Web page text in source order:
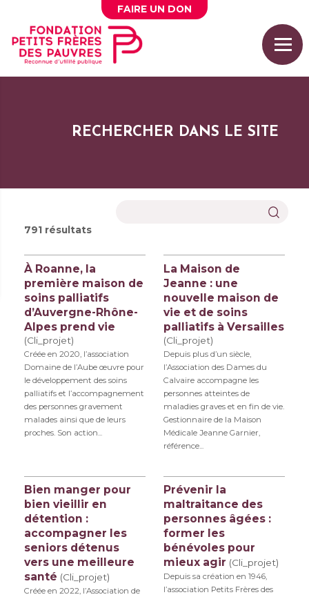
FAIRE UN DON
RECHERCHER DANS LE SITE
791 résultats
À Roanne, la
première maison de
soins palliatifs
d’Auvergne-Rhône-
Alpes prend vie
(Cli_projet)
Créée en 2020, l’association
Domaine de l’Aube œuvre pour
le développement des soins
palliatifs et l’accompagnement
des personnes gravement
malades ainsi que de leurs
proches. Son action...
La Maison de
Jeanne : une
nouvelle maison de
vie et de soins
palliatifs à Versailles
(Cli_projet)
Depuis plus d’un siècle,
l’Association des Dames du
Calvaire accompagne les
personnes atteintes de
maladies graves et en fin de vie.
Gestionnaire de la Maison
Médicale Jeanne Garnier,
référence...
Bien manger pour
bien vieillir en
détention :
accompagner les
seniors détenus
vers une meilleure
santé (Cli_projet)
Créée en 2022, l’Association de
Prévenir la
maltraitance des
personnes âgées :
former les
bénévoles pour
mieux agir (Cli_projet)
Depuis sa création en 1946,
l’association Petits Frères des